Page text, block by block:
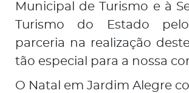
Municipal de Turismo e à
Turismo do Estado
parceria na realização
tão especial para a nossa
O Natal em Jardim Alegre